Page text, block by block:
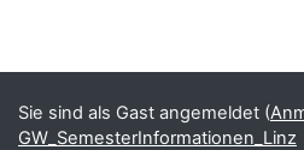
Ergänzungsblöcke
Sie sind als Gast angemeldet (
GW_SemesterInformationen_Linz